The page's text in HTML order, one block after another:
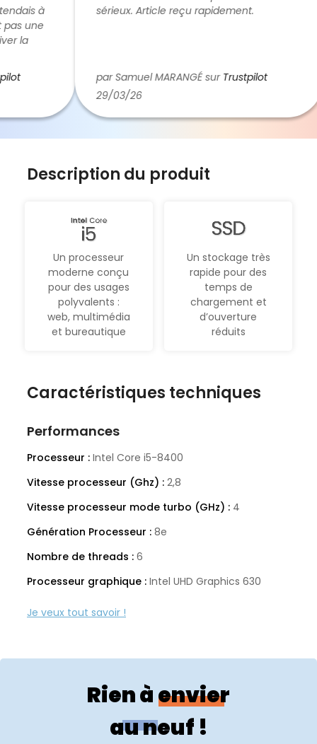
à
une
la
dans
je
sérieux. Article reçu rapidement.
29/03/26
par Samuel MARANGÉ surTrustpilot
Description du produit
Un processeur
moderne conçu
pour des usages
polyvalents :
web, multimédia
et bureautique
Un stockage très
rapide pour des
temps de
chargement et
d’ouverture
réduits
Caractéristiques techniques
Performances
Processeur : Intel Core i5-8400
Vitesse processeur (Ghz) : 2,8
Vitesse processeur mode turbo (GHz) : 4
Génération Processeur : 8e
Nombre de threads : 6
Processeur graphique : Intel UHD Graphics 630
Mémoire vive (Go) :
Type de stockage : SSD
Rien à envier
au neuf !